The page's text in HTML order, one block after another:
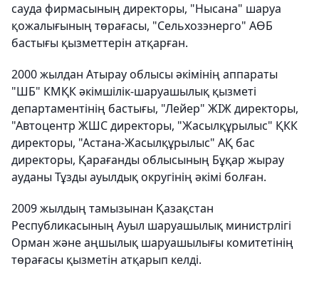
сауда фирмасының директоры, "Нысана" шаруа
қожалығының төрағасы, "Сельхозэнерго" АӨБ
бастығы қызметтерін атқарған.
2000 жылдан Атырау облысы әкімінің аппараты
"ШБ" КМҚК әкімшілік-шаруашылық қызметі
департаментінің бастығы, "Лейер" ЖІЖ директоры,
"Автоцентр ЖШС директоры, "Жасылқұрылыс" ҚКК
директоры, "Астана-Жасылқұрылыс" АҚ бас
директоры, Қарағанды облысының Бұқар жырау
ауданы Тұзды ауылдық округінің әкімі болған.
2009 жылдың тамызынан Қазақстан
Республикасының Ауыл шаруашылық министрлігі
Орман және аңшылық шаруашылығы комитетінің
төрағасы қызметін атқарып келді.